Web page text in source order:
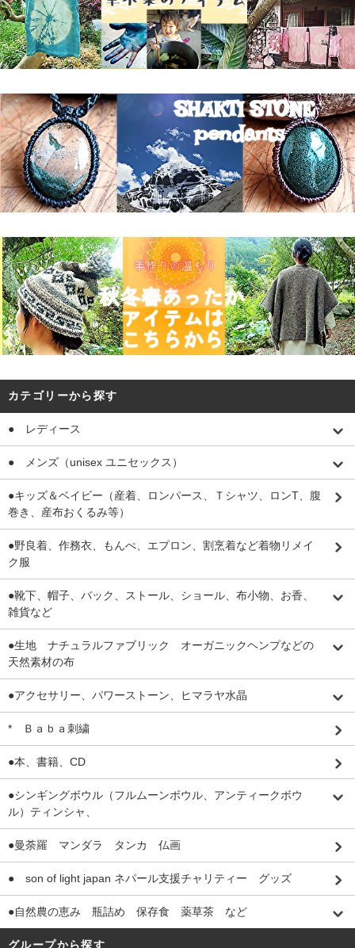
カテゴリーから探す
● レディース
● メンズ（unisex ユニセックス）
●キッズ＆ベイビー（産着、ロンパース、Ｔシャツ、ロンT、腹
巻き、産布おくるみ等）
●野良着、作務衣、もんぺ、エプロン、割烹着など着物リメイ
ク服
●靴下、帽子、バック、ストール、ショール、布小物、お香、
雑貨など
●生地 ナチュラルファブリック オーガニックヘンプなどの
天然素材の布
●アクセサリー、パワーストーン、ヒマラヤ水晶
* Ｂａｂａ刺繍
●本、書籍、CD
●シンギングボウル（フルムーンボウル、アンティークボウ
ル）ティンシャ、
●曼荼羅 マンダラ タンカ 仏画
● son of light japan ネパール支援チャリティー グッズ
●自然農の恵み 瓶詰め 保存食 薬草茶 など
グループから探す